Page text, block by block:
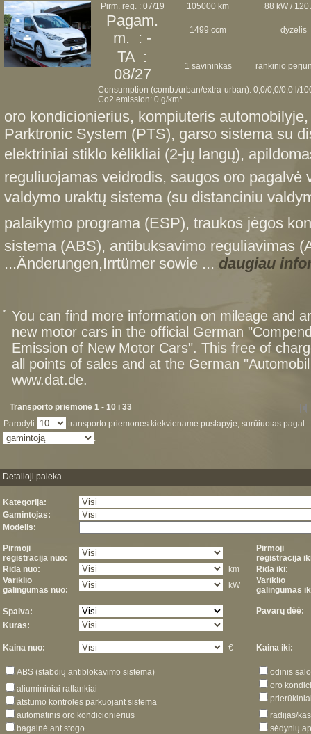
Pirm. reg. : 07/19 105000 km 88 kW / 120
Pagam.
m. : -
1499 ccm dyzelis
TA :
08/27
1 savininkas rankinio
Consumption (comb./urban/extra-urban): 0,0/0,0/0,0 l/
Co2 emission: 0 g/km*
oro kondicionierius, kompiuteris
Parktronic System (PTS), garso sistema su
elektriniai stiklo kėlikliai (2-jų langų),
reguliuojamas veidrodis, saugos oro pagalvė
valdymo uraktų sistema (su distanciniu
palaikymo programa (ESP), traukos jėgos
sistema (ABS), antibuksavimo reguliavimas
...Änderungen,Irrtümer sowie ... daugiau
* You can find more information on mileage and
new motor cars in the official German
Emission of New Motor Cars". This free of
all points of sales and at the German
www.dat.de.
Transporto priemonė 1 - 10 i 33
Parodyti
transporto priemones kiekviename puslapyje, surūiuotas pagal
.
Detalioji paieka
Kategorija:
Gamintojas:
Modelis:
Pirmoji
registracija nuo:
Pirmoji
registracija
Rida nuo:
km
Rida iki:
Variklio
galingumas nuo:
kW
Variklio
galingumas
Spalva:
Pavarų dėė:
Kuras:
Kaina nuo: € Kaina iki:
ABS (stabdių antiblokavimo sistema)
aliumininiai ratlankiai
atstumo kontrolės parkuojant sistema
automatinis oro kondicionierius
bagainė ant stogo
odinis
oro
radijas/
sėdynių